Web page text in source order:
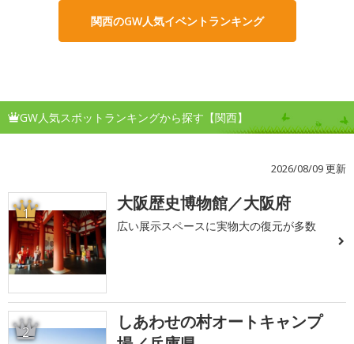
関西のGW人気イベントランキング
GW人気スポットランキングから探す【関西】
2026/08/09 更新
1 大阪歴史博物館／大阪府
広い展示スペースに実物大の復元が多数
2
しあわせの村オートキャンプ